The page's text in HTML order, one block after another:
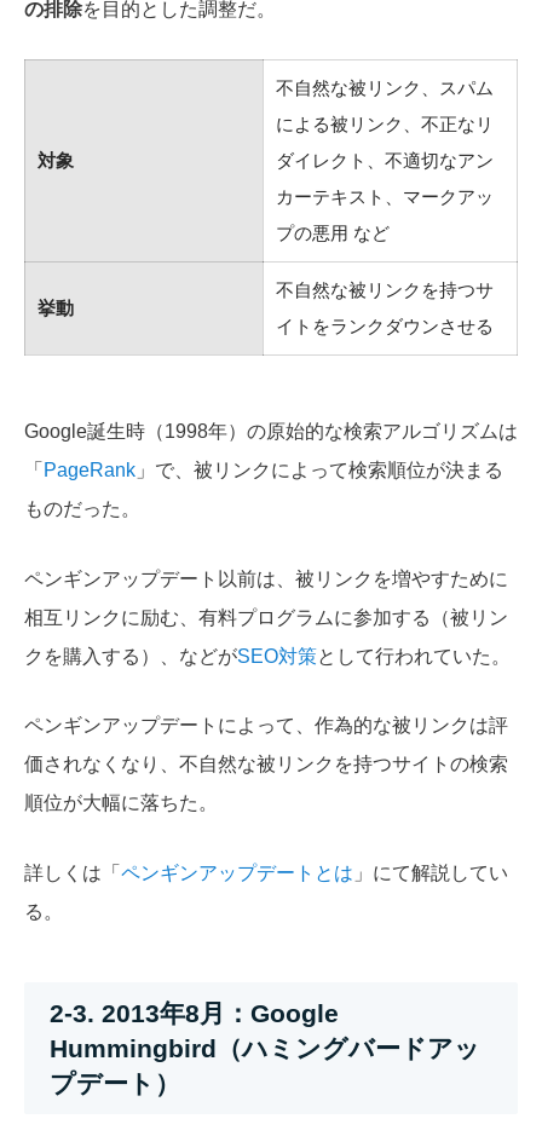
の排除を目的とした調整だ。
対象
不自然な被リンク、スパム
による被リンク、不正なリ
ダイレクト、不適切なアン
カーテキスト、マークアッ
プの悪用 など
挙動
不自然な被リンクを持つサ
イトをランクダウンさせる
Google誕生時（1998年）の原始的な検索アルゴリズムは
「 PageRank 」で、被リンクによって検索順位が決まる
ものだった。
ペンギンアップデート以前は、被リンクを増やすために
相互リンクに励む、有料プログラムに参加する（被リン
クを購入する）、などがSEO対策として行われていた。
ペンギンアップデートによって、作為的な被リンクは評
価されなくなり、不自然な被リンクを持つサイトの検索
順位が大幅に落ちた。
詳しくは「 ペンギンアップデートとは 」にて解説してい
る。
2-3. 2013年8月：Google
Hummingbird（ハミングバードアッ
プデート）